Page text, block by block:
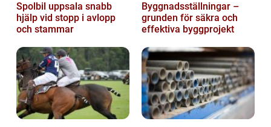
Spolbil uppsala snabb
hjälp vid stopp i avlopp
och stammar
Byggnadsställningar –
grunden för säkra och
effektiva byggprojekt